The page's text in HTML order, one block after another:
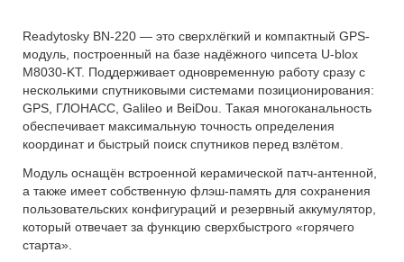
Readytosky BN-220 — это сверхлёгкий и компактный GPS-
модуль, построенный на базе надёжного чипсета U-blox
M8030-KT. Поддерживает одновременную работу сразу с
несколькими спутниковыми системами позиционирования:
GPS, ГЛОНАСС, Galileo и BeiDou. Такая многоканальность
обеспечивает максимальную точность определения
координат и быстрый поиск спутников перед взлётом.
Модуль оснащён встроенной керамической патч-антенной,
а также имеет собственную флэш-память для сохранения
пользовательских конфигураций и резервный аккумулятор,
который отвечает за функцию сверхбыстрого «горячего
старта».